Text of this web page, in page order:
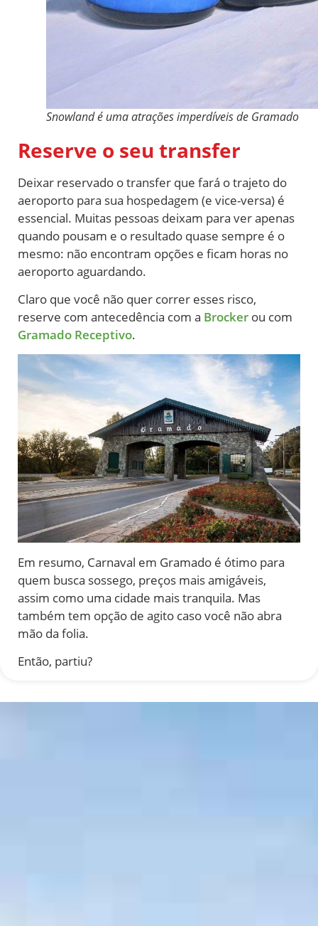
Snowland é uma atrações imperdíveis de Gramado
Reserve o seu transfer
Deixar reservado o transfer que fará o trajeto do
aeroporto para sua hospedagem (e vice-versa) é
essencial. Muitas pessoas deixam para ver apenas
quando pousam e o resultado quase sempre é o
mesmo: não encontram opções e ficam horas no
aeroporto aguardando.
Claro que você não quer correr esses risco,
reserve com antecedência com a Brocker ou com
Gramado Receptivo.
Em resumo, Carnaval em Gramado é ótimo para
quem busca sossego, preços mais amigáveis,
assim como uma cidade mais tranquila. Mas
também tem opção de agito caso você não abra
mão da folia.
Então, partiu?